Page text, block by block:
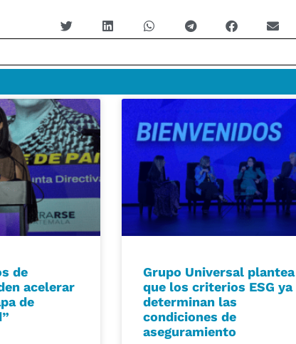
de
acelerar
de
Grupo Universal plantea
que los criterios ESG ya
determinan las
condiciones de
aseguramiento